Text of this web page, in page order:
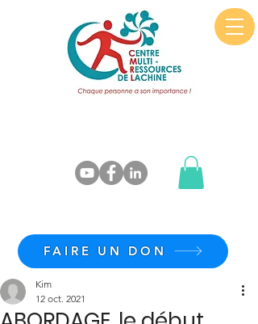
FAIRE UN DON
Kim
12 oct. 2021